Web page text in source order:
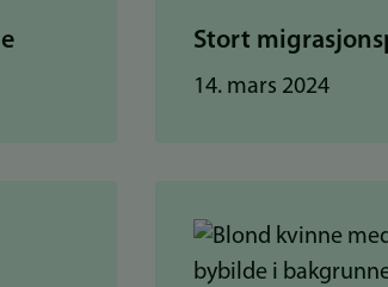
Stort
14. mars 2024